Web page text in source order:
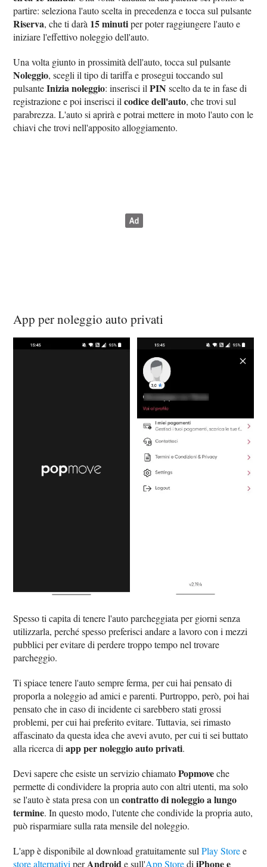
partire: seleziona l'auto scelta in precedenza e tocca sul pulsante
Riserva, che ti darà 15 minutiper poter raggiungere l'auto e
iniziare l'effettivo noleggio dell'auto.
Una volta giunto in prossimità dell'auto, tocca sul pulsante
Noleggio, scegli il tipo di tariffa e prosegui toccando sul
pulsanteInizia noleggio: inserisci ilPIN scelto da te in fase di
registrazione e poi inserisci ilcodice dell'auto, che trovi sul
parabrezza. L'auto si aprirà e potrai mettere in moto l'auto con le
chiavi che trovi nell'apposito alloggiamento.
App per noleggio auto privati
Spesso ti capita di tenere l'auto parcheggiata per giorni senza
utilizzarla, perché spesso preferisci andare a lavoro con i mezzi
pubblici per evitare di perdere troppo tempo nel trovare
parcheggio.
Ti spiace tenere l'auto sempre ferma, per cui hai pensato di
proporla a noleggio ad amici e parenti. Purtroppo, però, poi hai
pensato che in caso di incidente ci sarebbero stati grossi
problemi, per cui hai preferito evitare. Tuttavia, sei rimasto
affascinato da questa idea che avevi avuto, per cui ti sei buttato
alla ricerca diapp per noleggio auto privati.
Devi sapere che esiste un servizio chiamatoPopmoveche
permette di condividere la propria auto con altri utenti, ma solo
se l'auto è stata presa con uncontratto di noleggio a lungo
termine. In questo modo, l'utente che condivide la propria auto,
può risparmiare sulla rata mensile del noleggio.
L'app è disponibile al download gratuitamente sulPlay Storee
store alternativi perAndroid e sull'App StorediiPhone e